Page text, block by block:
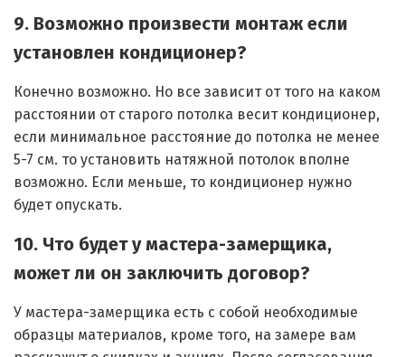
9. Возможно произвести монтаж если
установлен кондиционер?
Конечно возможно. Но все зависит от того на каком
расстоянии от старого потолка весит кондиционер,
если минимальное расстояние до потолка не менее
5-7 см. то установить натяжной потолок вполне
возможно. Если меньше, то кондиционер нужно
будет опускать.
10. Что будет у мастера-замерщика,
может ли он заключить договор?
У мастера-замерщика есть с собой необходимые
образцы материалов, кроме того, на замере вам